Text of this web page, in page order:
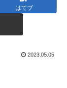
はてブ
2023.05.05